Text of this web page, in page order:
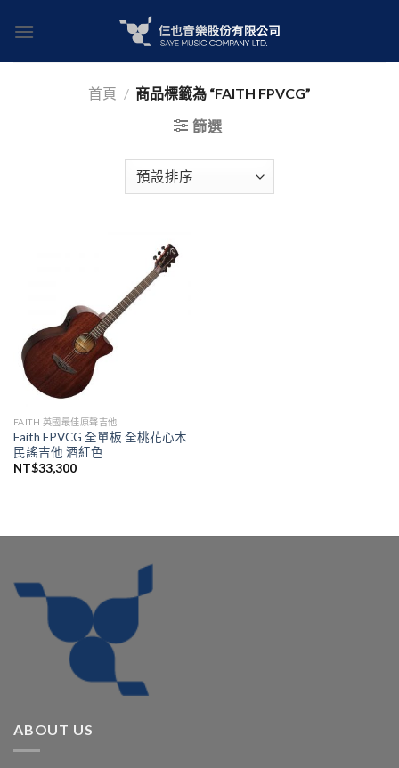
首頁 / 商品標籤為 “FAITH FPVCG”
篩選
FAITH 英國最佳原聲吉他
Faith FPVCG 全單板 全桃花心木
民謠吉他 酒紅色
NT$33,300
ABOUT US